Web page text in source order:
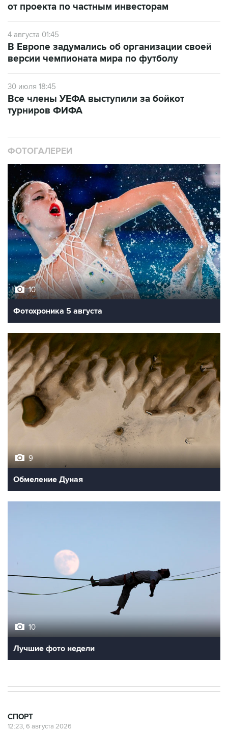
от проекта по частным инвесторам
4 августа 01:45
В Европе задумались об организации своей
версии чемпионата мира по футболу
30 июля 18:45
Все члены УЕФА выступили за бойкот
турниров ФИФА
ФОТОГАЛЕРЕИ
10
Фотохроника 5 августа
9
Обмеление Дуная
10
Лучшие фото недели
СПОРТ
12:23, 6 августа 2026